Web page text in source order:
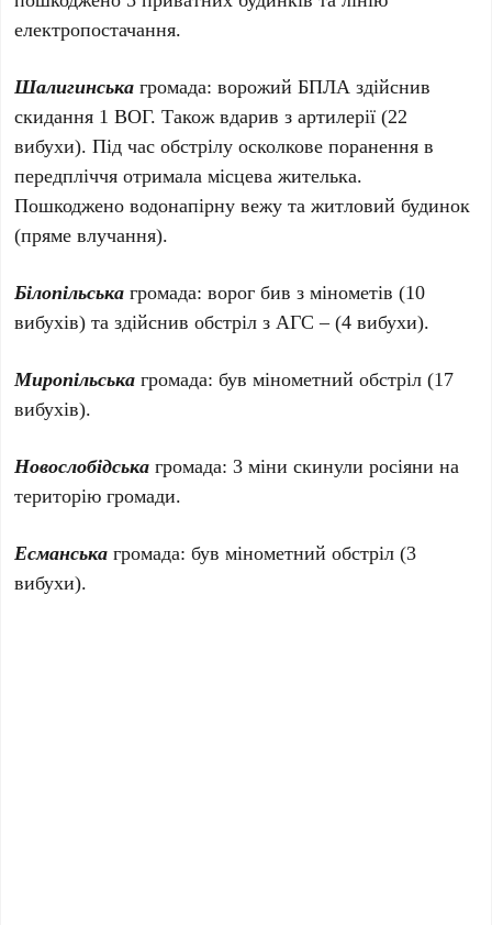
електропостачання.
Шалигинська громада: ворожий БПЛА здійснив
скидання 1 ВОГ. Також вдарив з артилерії (22
вибухи). Під час обстрілу осколкове поранення в
передпліччя отримала місцева жителька.
Пошкоджено водонапірну вежу та житловий будинок
(пряме влучання).
Білопільська громада: ворог бив з мінометів (10
вибухів) та здійснив обстріл з АГС – (4 вибухи).
Миропільська громада: був мінометний обстріл (17
вибухів).
Новослобідська громада: 3 міни скинули росіяни на
територію громади.
Есманська громада: був мінометний обстріл (3
вибухи).